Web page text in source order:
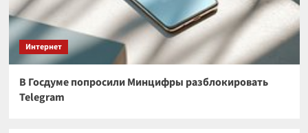
Интернет
В Госдуме попросили Минцифры разблокировать
Telegram